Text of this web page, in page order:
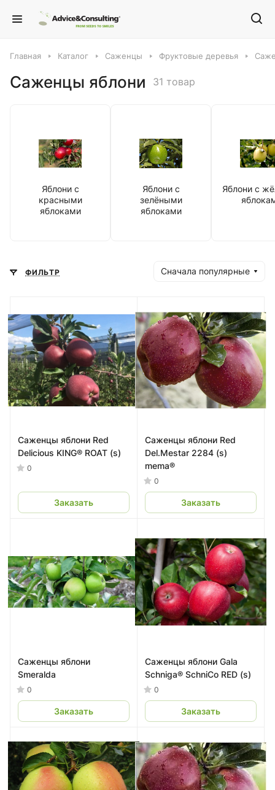
Главная Каталог Саженцы Фруктовые деревья
Саженцы яблони 31 товар
Яблони с
красными
яблоками
Яблони с
зелёными
яблоками
Яблони с
ФИЛЬТР Сначала популярные
Саженцы яблони Red
Delicious KING® ROAT (s)
0
Заказать
Саженцы яблони Red
Del.Mestar 2284 (s)
mema®
0
Заказать
Саженцы яблони
Smeralda
0
Заказать
Саженцы яблони Gala
Schniga® SchniCo RED (s)
0
Заказать